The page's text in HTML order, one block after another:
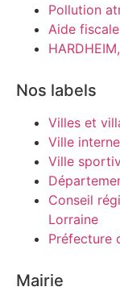
Pollution
Aide
Nos labels
Villes et
Ville
Ville
Conseil
Lorraine
Préfecture
Mairie